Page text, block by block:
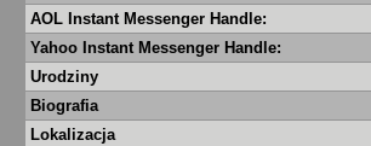
AOL Instant Messenger Handle:
Yahoo Instant Messenger Handle:
Urodziny
Biografia
Lokalizacja